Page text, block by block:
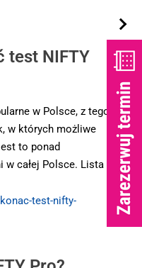
test NIFTY
w Polsce, z tego
w których możliwe
to ponad
w całej Polsce. Lista
test-nifty-